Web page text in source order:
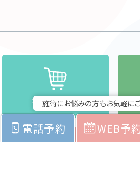
オンラインストア
施術にお悩みの方もお気軽に
電話予約 WEB予